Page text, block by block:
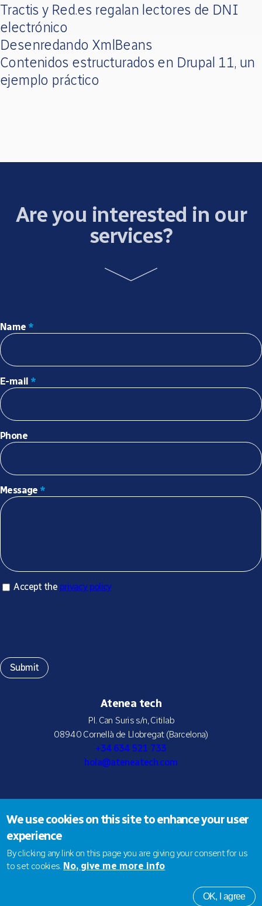
Tractis y Red.es regalan lectores de DNI
electrónico
Desenredando XmlBeans
Contenidos estructurados en Drupal 11, un
ejemplo práctico
Are you interested in our
services?
Atenea tech
Pl. Can Suris s/n, Citilab
08940 Cornellà de Llobregat (Barcelona)
+34 634 521 733
hola@ateneatech.com
Suscríbete a nuestra newsletter
Name *
E-mail *
Phone
Message *
Accept privacy policy*
Accept the privacy policy
© 2026 Atenea tech SLNE |
We use cookies on this site to enhance your user
experience
By clicking any link on this page you are giving your consent for us
to set cookies. No, give me more info
OK, I agree